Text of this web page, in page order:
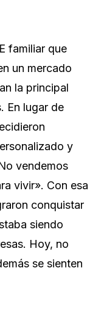
familiar que
un mercado
la principal
En lugar de
y
vendemos
vivir». Con esa
conquistar
siendo
Hoy, no
se sienten